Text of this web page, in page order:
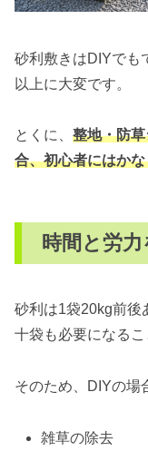
砂利敷きはDIYでも
以上に大変です。
とくに、 整地・防
合、初心者にはか
時間と労
砂利は1袋20kg前後
十袋も必要になるこ
そのため、DIYの場
雑草の除去